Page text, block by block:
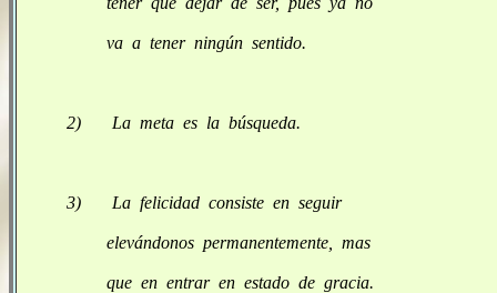
va a tener ningún sentido.
2) La meta es la búsqueda.
3) La felicidad consiste en seguir
elevándonos permanentemente, mas
que en entrar en estado de gracia.